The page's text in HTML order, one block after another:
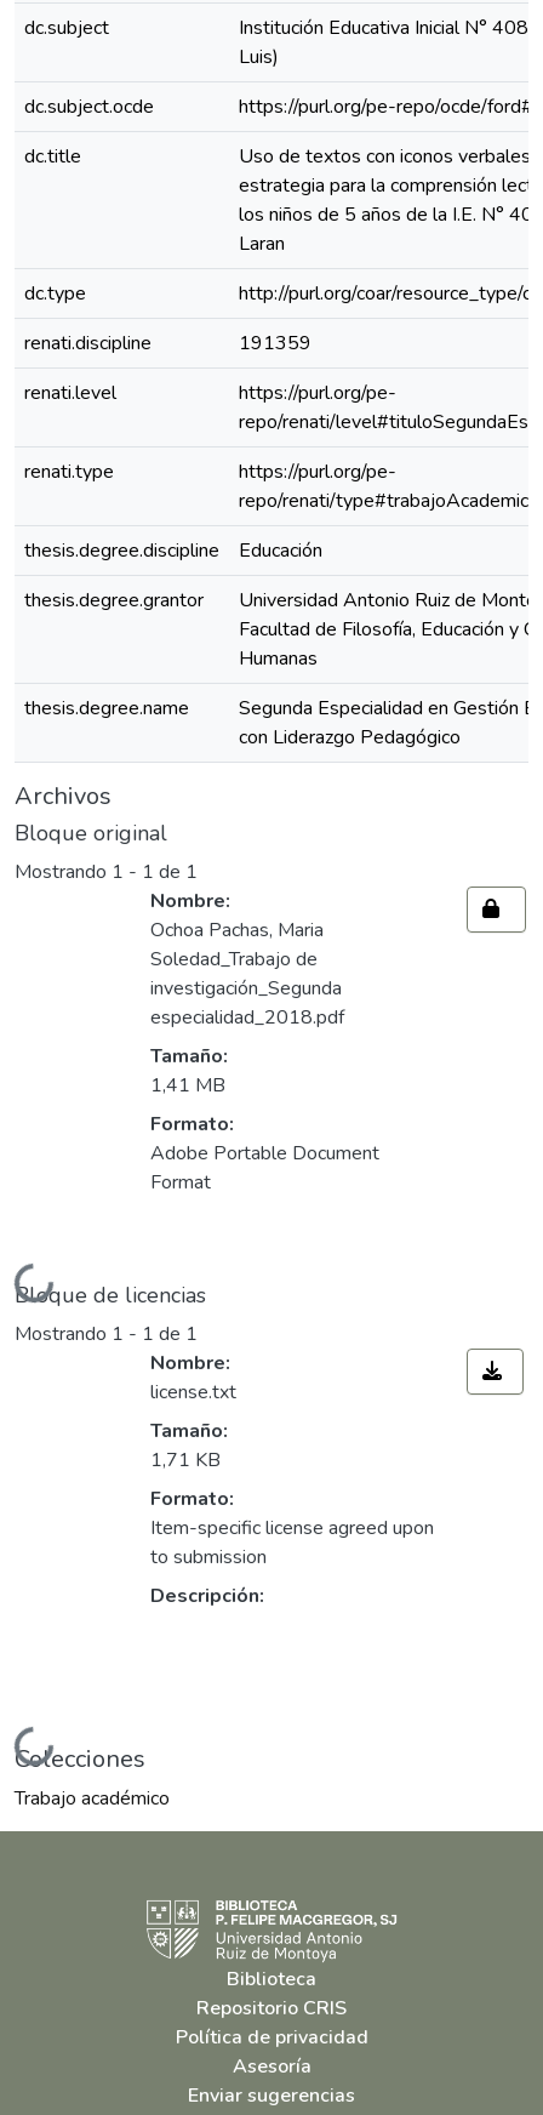
dc.subject
Institución Educativa Inicial N° 408
Luis)
dc.subject.ocde
https://purl.org/pe-repo/ocde/
dc.title
Uso de textos con iconos verbales
estrategia para la comprensión
los niños de 5 años de la I.E. N°
Laran
dc.type
http://purl.org/coar/resource_type/
renati.discipline
191359
renati.level
https://purl.org/pe-
repo/renati/
renati.type
https://purl.org/pe-
repo/renati/type#trabajoAcademico
thesis.degree.discipline
Educación
thesis.degree.grantor
Universidad Antonio Ruiz de
Facultad de Filosofía, Educación y
Humanas
thesis.degree.name
Segunda Especialidad en Gestión
con Liderazgo Pedagógico
Archivos
Bloque original
Mostrando 1 - 1 de 1
Cargando...
Nombre:
Ochoa Pachas, Maria
Soledad_Trabajo de
investigación_Segunda
especialidad_2018.pdf
Tamaño:
1,41 MB
Formato:
Adobe Portable Document
Format
Bloque de licencias
Mostrando 1 - 1 de 1
Cargando...
Nombre:
license.txt
Tamaño:
1,71 KB
Formato:
Item-specific license agreed upon
to submission
Descripción:
Colecciones
Trabajo académico
Biblioteca
Repositorio CRIS
Política de privacidad
Asesoría
Enviar sugerencias